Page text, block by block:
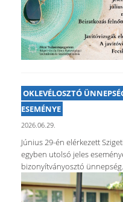
OKLEVÉLOSZTÓ
ESEMÉNYE
2026.06.29.
Június 29-én elérkezett
egyben utolsó jeles
bizonyítványosztó ünnepség.